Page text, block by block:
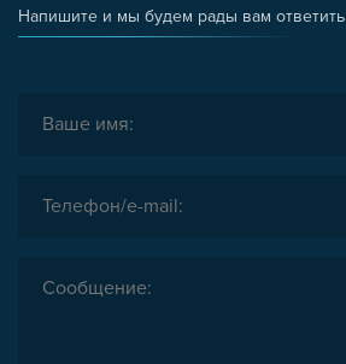
Напишите и мы будем рады вам ответить